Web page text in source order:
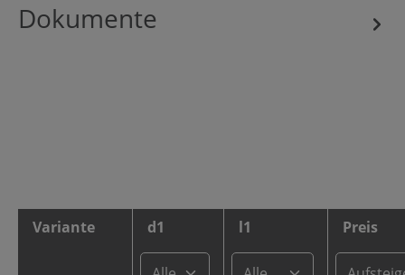
Dokumente
Variante d1 l1 Preis